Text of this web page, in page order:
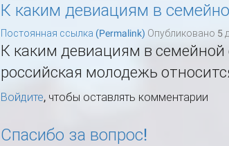
К каким девиациям в
Постоянная ссылка (Permalink) Опубликовано 5
К каким девиациям в
российская молодежь
Войдите, чтобы оставлять комментарии
Спасибо за вопрос!